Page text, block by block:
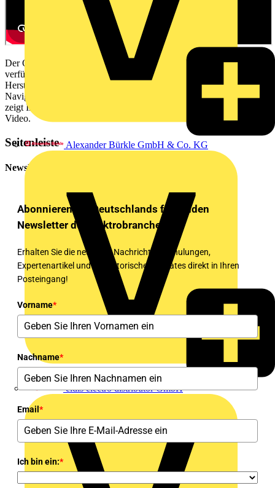
Alexander Bürkle GmbH & Co. KG
eldis electro distributor GmbH
Der OXOMI NAVIGATOR PRO ist jetzt für alle OXOMI-Nutzer
verfügbar. Die neue, herstellerübergreifende Artikelsuche ist für
Hersteller und Großhändler gleichermaßen spannend. Wie genau der
Navigator Pro beim schnellen Finden bestimmter Produkte hilft,
zeigt Ihnen scireum-Geschäftsführer Michael Haufler in diesem
Video.
Seitenleiste
Newsletter
Abonnieren Sie Deutschlands führenden
Newsletter der Elektrobranche!
Erhalten Sie die neuesten Nachrichten, Schulungen,
Expertenartikel und regulatorischen Updates direkt in Ihren
Posteingang!
Vorname*
Nachname*
Email *
Ich bin ein:*